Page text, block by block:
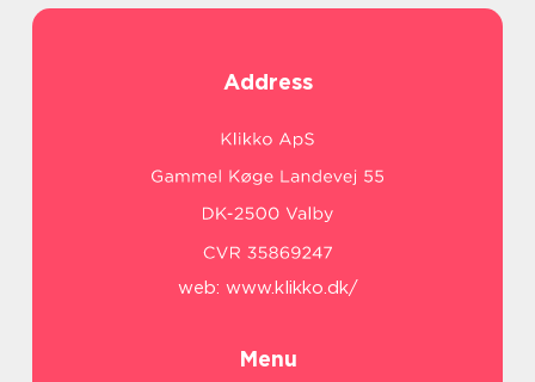
Address
web: www.klikko.dk/
Menu